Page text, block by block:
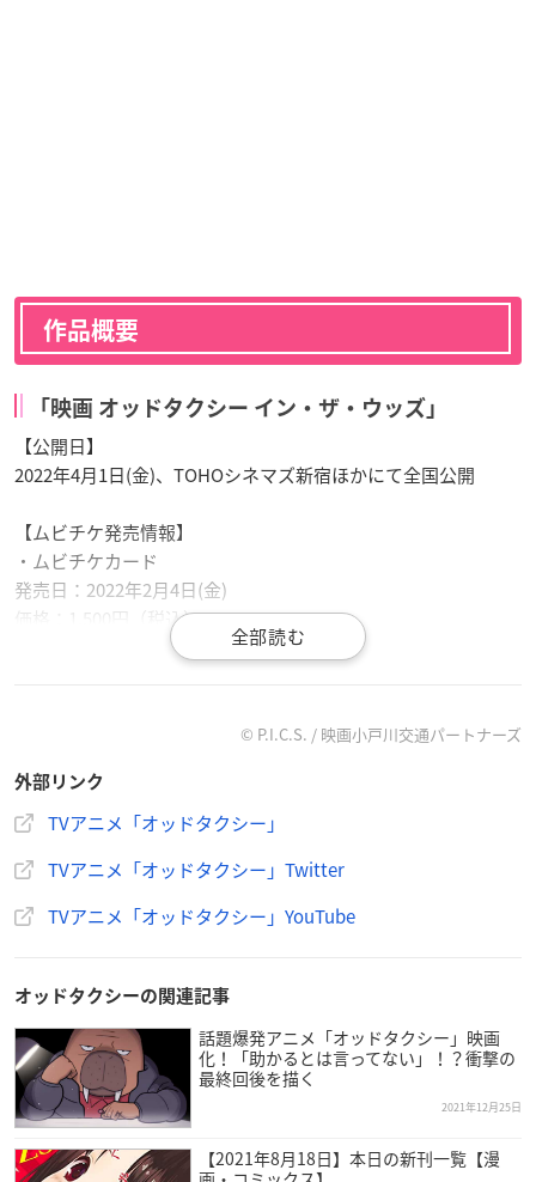
作品概要
「映画 オッドタクシー イン・ザ・ウッズ」
【公開日】
2022年4月1日(金)、TOHOシネマズ新宿ほかにて全国公開
【ムビチケ発売情報】
・ムビチケカード
発売日：2022年2月4日(金)
価格：1,500円（税込）
劇場窓口特典：A4クリアポスター デザインA（
発売日：2022年2月4日(金)
価格：1,500円（税込）
特典：バーチャル背景用壁紙 3点セット
※各チケットおよび特典に関する注意事項は、公式サイトより
ご確認ください。
TVアニメ「オッドタクシー」
【配信情報】
Amazon Prime Videoにて全13話見放題独占配信中
【ストーリー】
© P.I.C.S. / 映画小戸川交通パートナーズ
外部リンク
TVアニメ「オッドタクシー」
TVアニメ「オッドタクシー」Twitter
TVアニメ「オッドタクシー」YouTube
オッドタクシーの関連記事
話題爆発アニメ「オッドタクシー」映画
化！「助かるとは言ってない」！？衝撃の
最終回後を描く
2021年12月25日
【2021年8月18日】本日の新刊一覧【漫